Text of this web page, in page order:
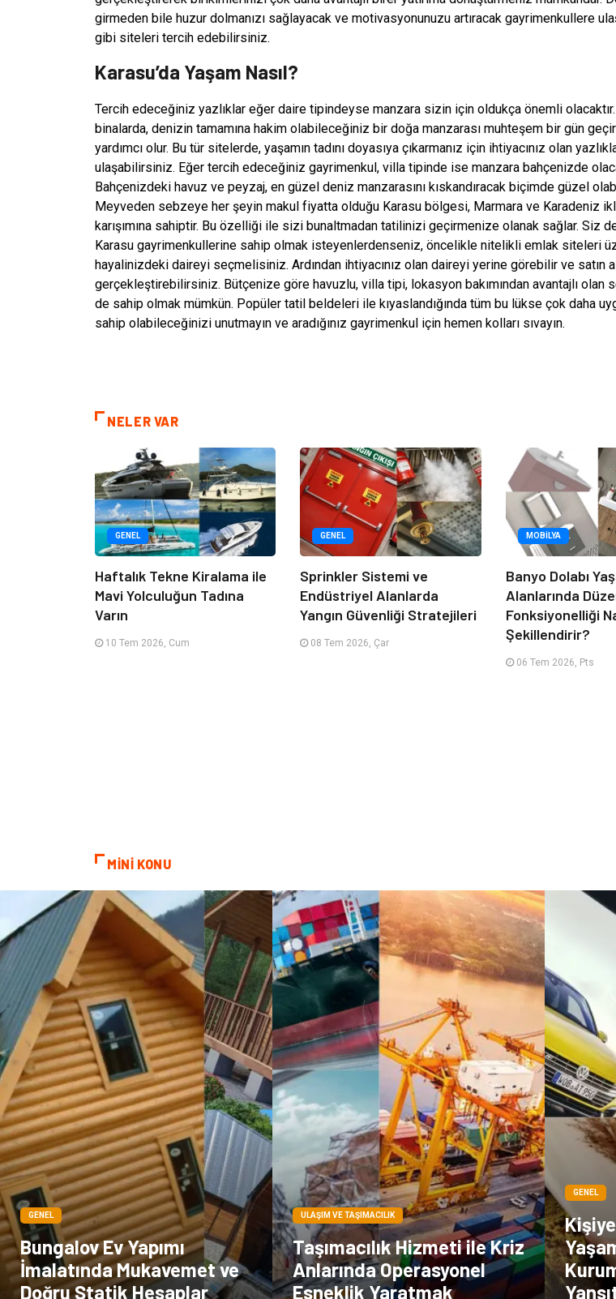
girmeden bile huzur dolmanızı sağlayacak ve motivasyonunuzu artıracak gayrimenkullere
gibi siteleri tercih edebilirsiniz.
Karasu’da Yaşam Nasıl?
Tercih edeceğiniz yazlıklar eğer daire tipindeyse manzara sizin için oldukça önemli
binalarda, denizin tamamına hakim olabileceğiniz bir doğa manzarası muhteşem bir gün
yardımcı olur. Bu tür sitelerde, yaşamın tadını doyasıya çıkarmanız için ihtiyacınız olan
ulaşabilirsiniz. Eğer tercih edeceğiniz gayrimenkul, villa tipinde ise manzara bahçenizde
Bahçenizdeki havuz ve peyzaj, en güzel deniz manzarasını kıskandıracak biçimde güzel
Meyveden sebzeye her şeyin makul fiyatta olduğu Karasu bölgesi, Marmara ve Karadeniz
karışımına sahiptir. Bu özelliği ile sizi bunaltmadan tatilinizi geçirmenize olanak sağlar. Siz
Karasu gayrimenkullerine sahip olmak isteyenlerdenseniz, öncelikle nitelikli emlak siteleri
hayalinizdeki daireyi seçmelisiniz. Ardından ihtiyacınız olan daireyi yerine görebilir ve satın
gerçekleştirebilirsiniz. Bütçenize göre havuzlu, villa tipi, lokasyon bakımından avantajlı olan
de sahip olmak mümkün. Popüler tatil beldeleri ile kıyaslandığında tüm bu lükse çok daha
sahip olabileceğinizi unutmayın ve aradığınız gayrimenkul için hemen kolları sıvayın.
NELER VAR
GENEL
Haftalık Tekne Kiralama ile
Mavi Yolculuğun Tadına
Varın
10 Tem 2026, Cum
GENEL
Sprinkler Sistemi ve
Endüstriyel Alanlarda
Yangın Güvenliği Stratejileri
08 Tem 2026, Çar
MOBILYA
Banyo Dolabı
Alanlarında
Fonksiyonelliği
Şekillendirir?
06 Tem 2026, Pts
MİNİ KONU
GENEL
Bungalov Ev Yapımı
İmalatında Mukavemet ve
Doğru Statik Hesaplar
ULAŞIM VE TAŞIMACILIK
Taşımacılık Hizmeti ile Kriz
Anlarında Operasyonel
Esneklik Yaratmak
GENEL